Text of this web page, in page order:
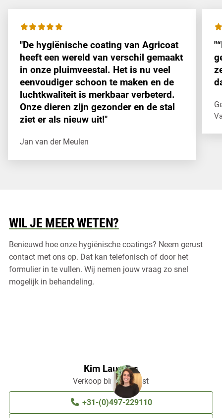
"De hygiënische coating van Agricoat
heeft een wereld van verschil gemaakt
in onze pluimveestal. Het is nu veel
eenvoudiger schoon te maken en de
luchtkwaliteit is merkbaar verbeterd.
Onze dieren zijn gezonder en de stal
ziet er als nieuw uit!"
Jan van der Meulen
WIL JE MEER WETEN?
Benieuwd hoe onze hygiënische coatings? Neem gerust
contact met ons op. Dat kan telefonisch of door het
formulier in te vullen. Wij nemen jouw vraag zo snel
mogelijk in behandeling.
Kim Lauwers
Verkoop binnendienst
+31-(0)497-229110